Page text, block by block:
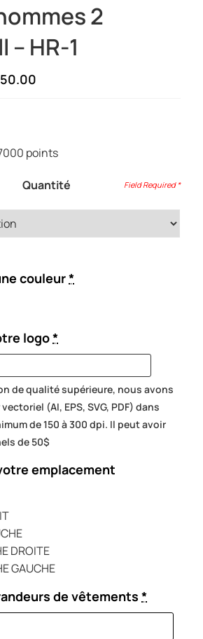
2
HR-1
$1,250.00
points
Quantité
couleur*
logo*
de qualité supérieure, nous avons
(AI, EPS, SVG, PDF) dans
de 150 à 300 dpi. Il peut avoir
de 50$
emplacement
DROITE
GAUCHE
de vêtements *